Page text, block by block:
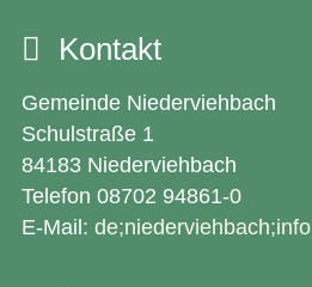
Kontakt
Gemeinde Niederviehbach
Schulstraße 1
84183 Niederviehbach
Telefon 08702 94861-0
E-Mail: de;niederviehbach;info